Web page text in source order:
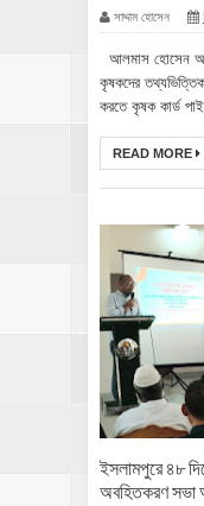
সাদ্দাম হোসেন
আলমাস হোসেন
কৃষকদের
করতে কৃষক কার্ড
READ MORE
ইসলামপুরে ৪৮
অবহিতকরণ সভা